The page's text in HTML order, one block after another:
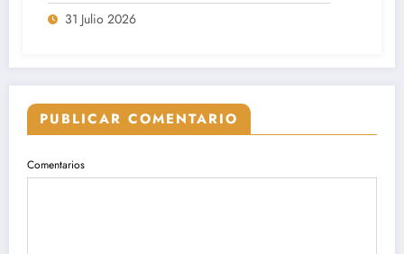
31 Julio 2026
PUBLICAR COMENTARIO
Comentarios